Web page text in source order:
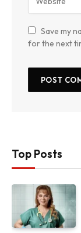
Save my
for the next
Top Posts